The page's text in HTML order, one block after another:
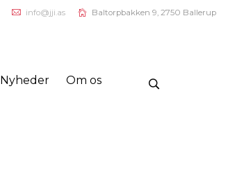
info@jji.as Baltorpbakken 9, 2750 Ballerup
Nyheder Om os